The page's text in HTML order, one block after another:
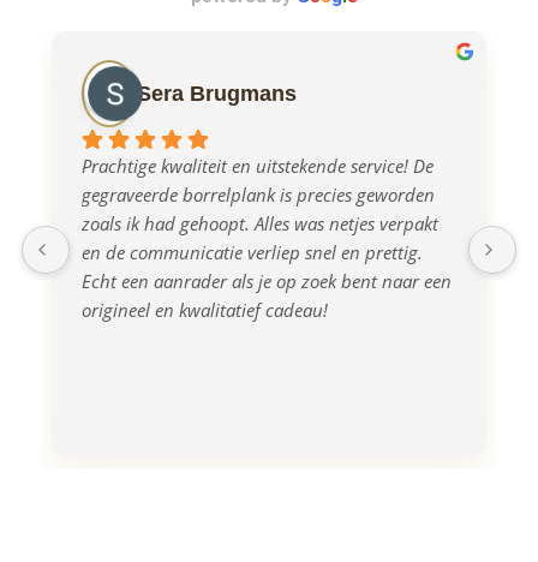
Sera Brugmans
Prachtige kwaliteit en uitstekende service! De
gegraveerde borrelplank is precies geworden
zoals ik had gehoopt. Alles was netjes verpakt
en de communicatie verliep snel en prettig.
Echt een aanrader als je op zoek bent naar een
origineel en kwalitatief cadeau!